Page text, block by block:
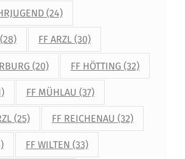
(24)
(28) FF ARZL (30)
(20) FF HÖTTING (32)
FF MÜHLAU (37)
(25) FF REICHENAU (32)
FF WILTEN (33)